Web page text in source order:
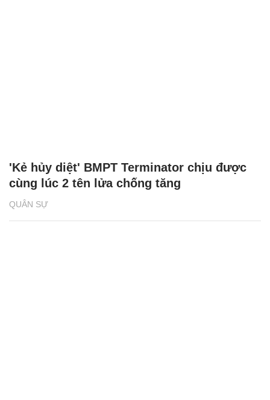
QUÂN SỰ
'Kẻ hủy diệt' BMPT Terminator chịu được
cùng lúc 2 tên lửa chống tăng